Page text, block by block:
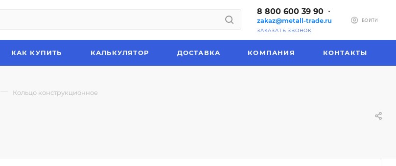
8 800 600 39 90
zakaz@metall-trade.ru
ЗАКАЗАТЬ ЗВОНОК
ВОЙТИ
КАК КУПИТЬ КАЛЬКУЛЯТОР ДОСТАВКА КОМПАНИЯ КОНТАКТЫ
— Кольцо конструкционное